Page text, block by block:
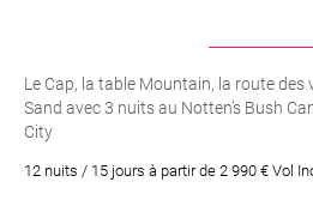
Le Cap, la table Mountain, la route des
Sand avec 3 nuits au Notten’s Bush
City
12 nuits / 15 jours à partir de 2 990 € Vol